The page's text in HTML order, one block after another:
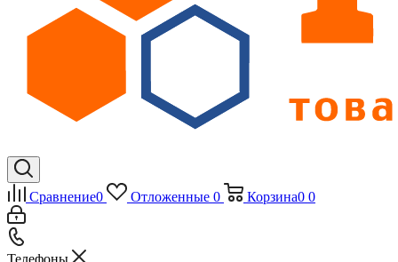
Сравнение0 Отложенные 0 Корзина0 0
Телефоны